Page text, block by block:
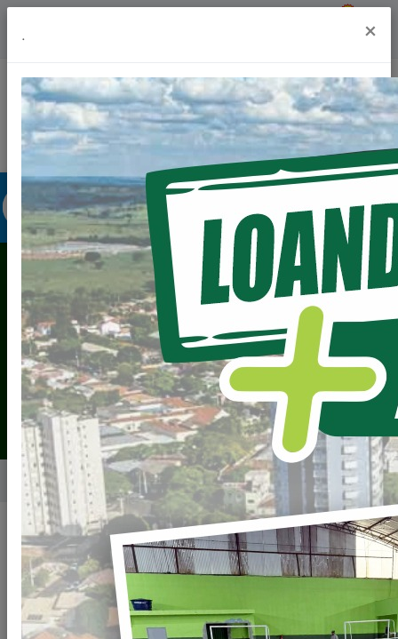
RECOMENDAÇÕES
DO MINISTÉRIO
PÚBLICO
Home Recomendações do Ministério Público
Recomendação Ministério Público de Contas - Ofício
Circular 236/2019-MPC
. ×